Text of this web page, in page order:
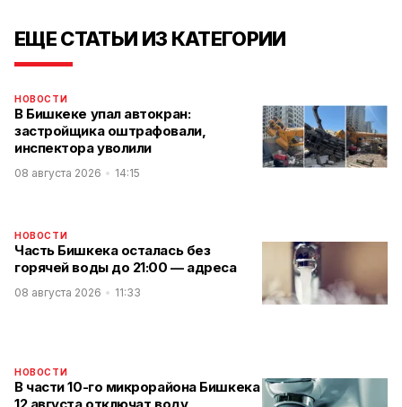
ЕЩЕ СТАТЬИ ИЗ КАТЕГОРИИ
НОВОСТИ
В Бишкеке упал автокран:
застройщика оштрафовали,
инспектора уволили
08 августа 2026 14:15
НОВОСТИ
Часть Бишкека осталась без
горячей воды до 21:00 — адреса
08 августа 2026 11:33
НОВОСТИ
В части 10-го микрорайона Бишкека